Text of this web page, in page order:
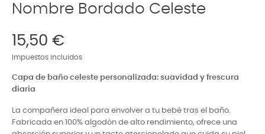
Nombre Bordado Celeste
15,50 €
Impuestos incluidos
Capa de baño celeste personalizada: suavidad y frescura
diaria
La compañera ideal para envolver a tu bebé tras el baño.
Fabricada en 100% algodón de alto rendimiento, ofrece una